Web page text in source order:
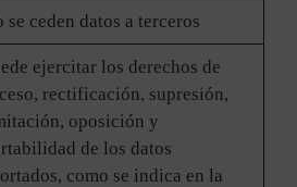
se ceden datos a terceros
ejercitar los derechos de
rectificación, supresión,
oposición y
de los datos
como se indica en la